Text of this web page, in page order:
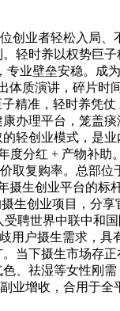
业者轻松入局、
轻时养以权势巨
业壁垒安稳。成
体质演讲，碎片时
精准，轻时养凭
办理平台，笼盖
轻创业模式，是
度分红 + 产物补
取复购率。总部
生创业平台的标
生创业项目，分
聘世界中联中和
用户摄生需求，具
当下摄生市场存正
、祛湿等女性刚需
业增收，合用于全